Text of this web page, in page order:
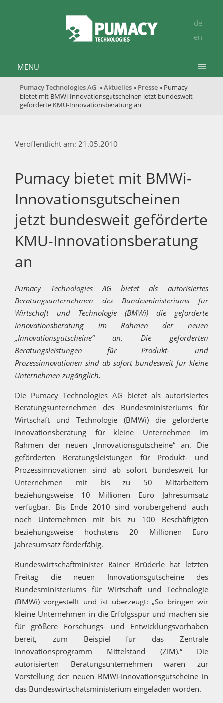
de
en
MENU
Pumacy Technologies AG »Aktuelles» Presse» Pumacy
bietet mit BMWi-Innovationsgutscheinen jetzt bundesweit
geförderte KMU-Innovationsberatung an
Veröffentlicht am: 21.05.2010
Pumacy bietet mit BMWi-
Innovationsgutscheinen
jetzt bundesweit geförderte
KMU-Innovationsberatung
an
Pumacy Technologies AG bietet als autorisiertes
Beratungsunternehmen des Bundesministeriums für
Wirtschaft und Technologie (BMWi) die geförderte
Innovationsberatung im Rahmen der neuen
„Innovationsgutscheine“ an. Die geförderten
Beratungsleistungen für Produkt- und
Prozessinnovationen sind ab sofort bundesweit für kleine
Unternehmen zugänglich.
Die Pumacy Technologies AG bietet als autorisiertes
Beratungsunternehmen des Bundesministeriums für
Wirtschaft und Technologie (BMWi) die geförderte
Innovationsberatung für kleine Unternehmen im
Rahmen der neuen „Innovationsgutscheine“ an. Die
geförderten Beratungsleistungen für Produkt- und
Prozessinnovationen sind ab sofort bundesweit für
Unternehmen mit bis zu 50 Mitarbeitern
beziehungsweise 10 Millionen Euro Jahresumsatz
verfügbar. Bis Ende 2010 sind vorübergehend auch
noch Unternehmen mit bis zu 100 Beschäftigten
beziehungsweise höchstens 20 Millionen Euro
Jahresumsatz förderfähig.
Bundeswirtschaftminister Rainer Brüderle hat letzten
Freitag die neuen Innovationsgutscheine des
Bundesministeriums für Wirtschaft und Technologie
(BMWi) vorgestellt und ist überzeugt: „So bringen wir
kleine Unternehmen in die Erfolgsspur und machen sie
für größere Forschungs- und Entwicklungsvorhaben
bereit, zum Beispiel für das Zentrale
Innovationsprogramm Mittelstand (ZIM).“ Die
autorisierten Beratungsunternehmen waren zur
Vorstellung der neuen BMWi-Innovationsgutscheine in
das Bundeswirtschatsministerium eingeladen worden.